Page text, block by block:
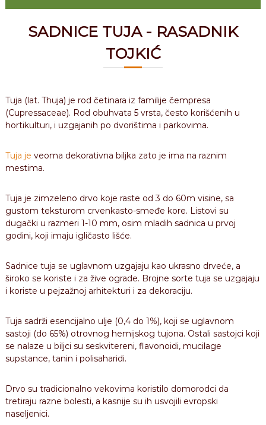
SADNICE TUJA - RASADNIK
TOJKIĆ
Tuja (lat. Thuja) je rod četinara iz familije čempresa
(Cupressaceae). Rod obuhvata 5 vrsta, često korišćenih u
hortikulturi, i uzgajanih po dvorištima i parkovima.
Tuja je veoma dekorativna biljka zato je ima na raznim
mestima.
Tuja je zimzeleno drvo koje raste od 3 do 60m visine, sa
gustom teksturom crvenkasto-smeđe kore. Listovi su
dugački u razmeri 1-10 mm, osim mladih sadnica u prvoj
godini, koji imaju igličasto lišće.
Sadnice tuja se uglavnom uzgajaju kao ukrasno drveće, a
široko se koriste i za žive ograde. Brojne sorte tuja se uzgajaju
i koriste u pejzažnoj arhitekturi i za dekoraciju.
Tuja sadrži esencijalno ulje (0,4 do 1%), koji se uglavnom
sastoji (do 65%) otrovnog hemijskog tujona. Ostali sastojci koji
se nalaze u biljci su seskvitereni, flavonoidi, mucilage
supstance, tanin i polisaharidi.
Drvo su tradicionalno vekovima koristilo domorodci da
tretiraju razne bolesti, a kasnije su ih usvojili evropski
naseljenici.